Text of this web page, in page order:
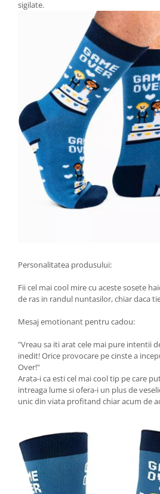
sigilate.
Personalitatea produsului:
Fii cel mai cool mire cu aceste sosete
de ras in randul nuntasilor, chiar daca
Mesaj emotionant pentru cadou:
"Vreau sa iti arat cele mai pure intentii
inedit! Orice provocare pe cinste a
Over!"
Arata-i ca esti cel mai cool tip pe care
intreaga lume si ofera-i un plus de
unic din viata profitand chiar acum de